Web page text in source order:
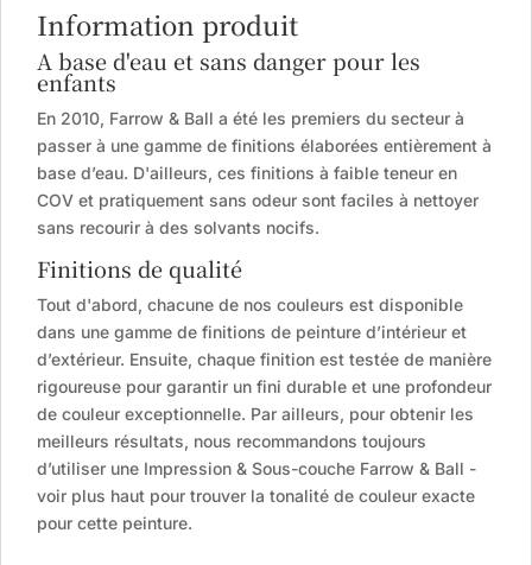
Information produit
A base d'eau et sans danger pour les
enfants
En 2010, Farrow & Ball a été les premiers du secteur à
passer à une gamme de finitions élaborées entièrement à
base d’eau. D'ailleurs, ces finitions à faible teneur en
COV et pratiquement sans odeur sont faciles à nettoyer
sans recourir à des solvants nocifs.
Finitions de qualité
Tout d'abord, chacune de nos couleurs est disponible
dans une gamme de finitions de peinture d’intérieur et
d’extérieur. Ensuite, chaque finition est testée de manière
rigoureuse pour garantir un fini durable et une profondeur
de couleur exceptionnelle. Par ailleurs, pour obtenir les
meilleurs résultats, nous recommandons toujours
d’utiliser une Impression & Sous-couche Farrow & Ball -
voir plus haut pour trouver la tonalité de couleur exacte
pour cette peinture.